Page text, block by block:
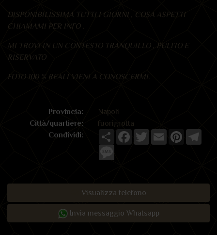
DISPONIBILISSIMA TUTTI I GIORNI , COSA ASPETTI
CHIAMAMI PER INFO .
MI TROVI IN UN CONTESTO TRANQUILLO , PULITO E
RISERVATO
FOTO 100 % REALI VIENI A CONOSCERMI.
Provincia:
Napoli
Città/quartiere:
fuorigrotta
Condividi:
Share Facebook
TwitterEmail Pinterest
Message
Visualizza telefono
Invia messaggio Whatsapp